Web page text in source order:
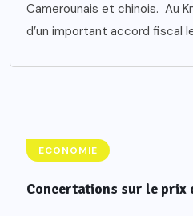
Camerounais et chinois. Au
d’un important accord fiscal
ECONOMIE
Concertations sur le prix